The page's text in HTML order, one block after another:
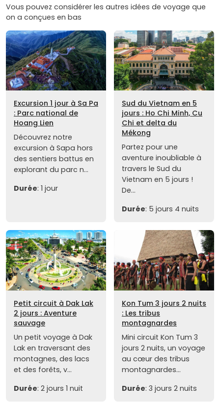
Vous pouvez considérer les autres idées de voyage que
on a conçues en bas
Excursion 1 jour à Sa Pa
: Parc national de
Hoang Lien
Découvrez notre
excursion à Sapa hors
des sentiers battus en
explorant du parc n...
Durée: 1 jour
Sud du Vietnam en 5
jours : Ho Chi Minh, Cu
Chi et delta du
Mékong
Partez pour une
aventure inoubliable à
travers le Sud du
Vietnam en 5 jours !
De...
Durée: 5 jours 4 nuits
Petit circuit à Dak Lak
2 jours : Aventure
sauvage
Un petit voyage à Dak
Lak en traversant des
montagnes, des lacs
et des forêts, v...
Durée: 2 jours 1 nuit
Kon Tum 3 jours 2 nuits
: Les tribus
montagnardes
Mini circuit Kon Tum 3
jours 2 nuits, un voyage
au cœur des tribus
montagnardes...
Durée: 3 jours 2 nuits